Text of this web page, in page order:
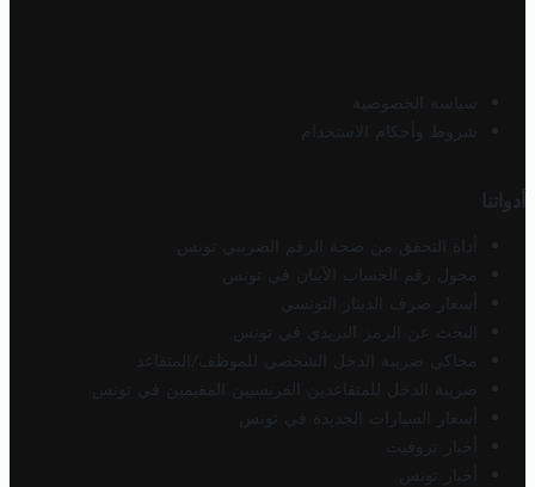
سياسة الخصوصية
شروط وأحكام الاستخدام
أدواتنا
أداة التحقق من صحة الرقم الضريبي تونس
محول رقم الحساب الآيبان في تونس
أسعار صرف الدينار التونسي
البحث عن الرمز البريدي في تونس
محاكي ضريبة الدخل الشخصي للموظف/المتقاعد
ضريبة الدخل للمتقاعدين الفرنسيين المقيمين في تونس
أسعار السيارات الجديدة في تونس
أخبار تروفيت
أخبار تونس